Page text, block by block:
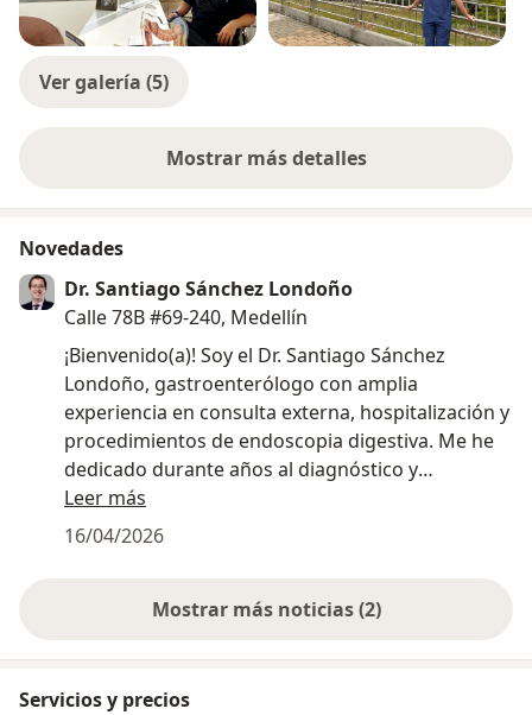
Ver galería (5)
Mostrar más detalles
sobre la experiencia
Novedades
Dr. Santiago Sánchez Londoño
Calle 78B #69-240, Medellín
¡Bienvenido(a)! Soy el Dr. Santiago Sánchez
Londoño, gastroenterólogo con amplia
experiencia en consulta externa, hospitalización y
procedimientos de endoscopia digestiva. Me he
dedicado durante años al diagnóstico y
tratamiento integral de las enfermedades del
sistema digestivo, siendo experto en patologías
pancreatitis crónica, dispepsia e incontinencia
una atención humanizada, cercana y de la más
alta calidad, con un enfoque clínico riguroso que
Leer más
16/04/2026
Mostrar más noticias (2)
Servicios y precios